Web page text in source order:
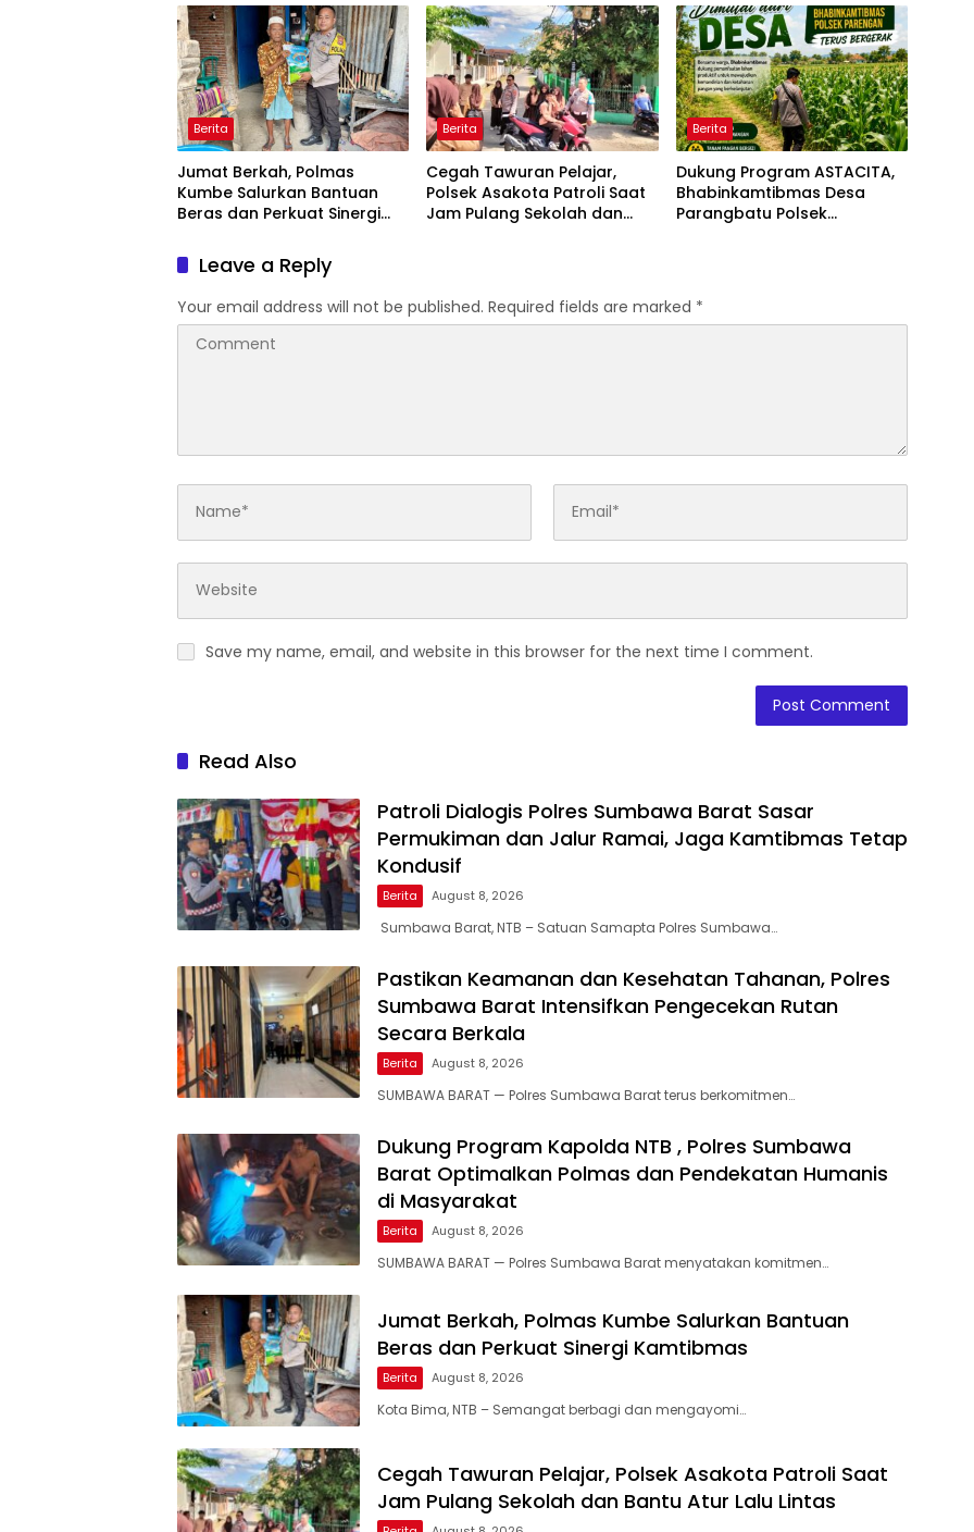
Tetap Kondusif
Berkala
Masyarakat
Berita
Jumat Berkah, Polmas
Kumbe Salurkan Bantuan
Beras dan Perkuat Sinergi
Berita
Cegah Tawuran Pelajar,
Polsek Asakota Patroli Saat
Jam Pulang Sekolah dan
Berita
Dukung Program ASTACITA,
Bhabinkamtibmas Desa
Parangbatu Polsek
Parangbatu Kec. Parengan
Leave a Reply
Your email address will not be published. Required fields are marked *
Save my name, email, and website in this browser for the next time I comment.
Read Also
Patroli Dialogis Polres Sumbawa Barat Sasar
Permukiman dan Jalur Ramai, Jaga Kamtibmas Tetap
Kondusif
Berita August 8, 2026
Sumbawa Barat, NTB – Satuan Samapta Polres Sumbawa…
Pastikan Keamanan dan Kesehatan Tahanan, Polres
Sumbawa Barat Intensifkan Pengecekan Rutan
Secara Berkala
Berita August 8, 2026
SUMBAWA BARAT — Polres Sumbawa Barat terus berkomitmen…
Dukung Program Kapolda NTB , Polres Sumbawa
Barat Optimalkan Polmas dan Pendekatan Humanis
di Masyarakat
Berita August 8, 2026
SUMBAWA BARAT — Polres Sumbawa Barat menyatakan komitmen…
Jumat Berkah, Polmas Kumbe Salurkan Bantuan
Beras dan Perkuat Sinergi Kamtibmas
Berita August 8, 2026
Kota Bima, NTB – Semangat berbagi dan mengayomi…
Cegah Tawuran Pelajar, Polsek Asakota Patroli Saat
Jam Pulang Sekolah dan Bantu Atur Lalu Lintas